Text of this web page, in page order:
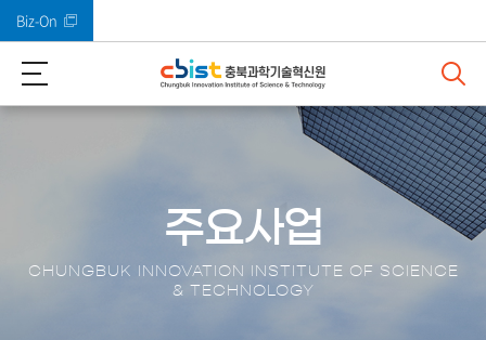
Biz-On
주요사업
CHUNGBUK INNOVATION INSTITUTE OF SCIENCE
& TECHNOLOGY